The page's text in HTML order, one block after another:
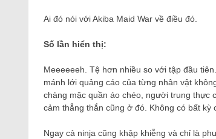
Ai đó nói với Akiba Maid War về điều đó.
Số lần hiển thị:
Meeeeeeh. Tệ hơn nhiều so với tập đầu
mánh lới quảng cáo của từng nhân vật
chàng mặc quần áo chéo, người trung thực
cảm thẳng thắn cũng ở đó. Không có bất
Ngay cả ninja cũng khập khiễng và chỉ là